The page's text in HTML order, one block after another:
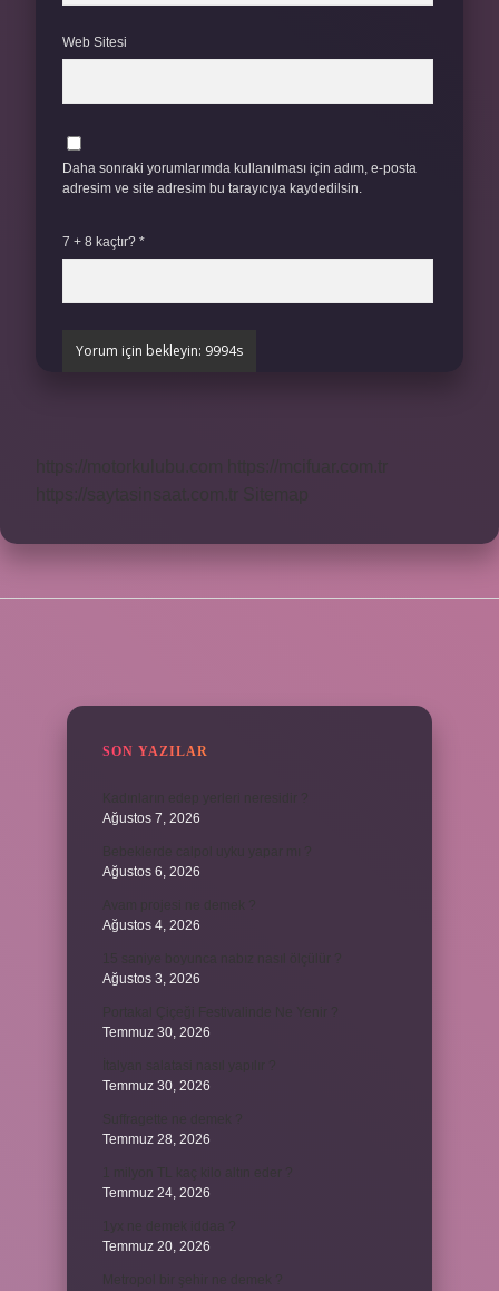
Web Sitesi
Daha sonraki yorumlarımda kullanılması için adım, e-posta
adresim ve site adresim bu tarayıcıya kaydedilsin.
7 + 8 kaçtır? *
SON YAZILAR
Ağustos 7, 2026
Ağustos 6, 2026
Ağustos 4, 2026
Ağustos 3, 2026
Temmuz 30, 2026
Temmuz 30, 2026
Temmuz 28, 2026
Temmuz 24, 2026
Temmuz 20, 2026